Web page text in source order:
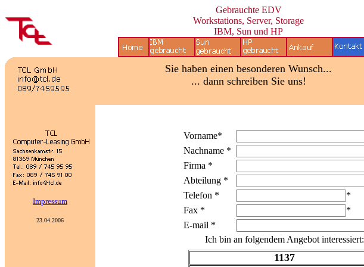
Gebrauchte EDV
Workstations, Server, Storage
IBM, Sun und HP
Sie haben einen besonderen Wunsch...
... dann schreiben Sie uns!
Impressum
23.04.2006
Vorname*
Nachname *
Firma *
Abteilung *
Telefon *
*
Fax *
*
E-mail *
Ich bin an folgendem Angebot interessiert:
1137